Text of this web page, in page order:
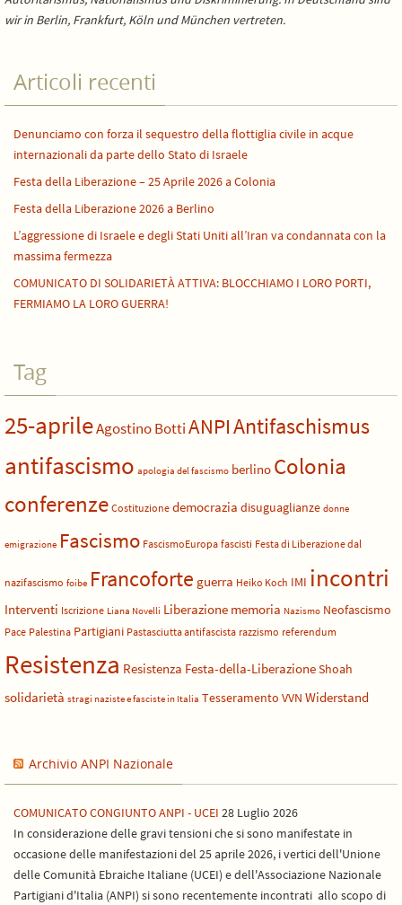
wir in Berlin, Frankfurt, Köln und München vertreten.
Articoli recenti
Denunciamo con forza il sequestro della flottiglia civile in acque
internazionali da parte dello Stato di Israele
Festa della Liberazione – 25 Aprile 2026 a Colonia
Festa della Liberazione 2026 a Berlino
L’aggressione di Israele e degli Stati Uniti all’Iran va condannata con la
massima fermezza
COMUNICATO DI SOLIDARIETÀ ATTIVA: BLOCCHIAMO I LORO PORTI,
FERMIAMO LA LORO GUERRA!
Tag
25-aprileAgostino BottiANPIAntifaschismus
antifascismo apologia del fascismo berlino Colonia
conferenze Costituzione democrazia disuguaglianze donne
emigrazione Fascismo FascismoEuropa fascisti Festa di Liberazione dal
nazifascismo foibe Francoforte guerra Heiko Koch IMI incontri
Interventi Iscrizione Liana Novelli Liberazione memoria Nazismo Neofascismo
Pace Palestina Partigiani Pastasciutta antifascista razzismo referendum
Resistenza Resistenza Festa-della-LiberazioneShoah
solidarietà stragi naziste e fasciste in Italia Tesseramento VVN Widerstand
Archivio ANPI Nazionale
COMUNICATO CONGIUNTO ANPI - UCEI 28 Luglio 2026
In considerazione delle gravi tensioni che si sono manifestate in
occasione delle manifestazioni del 25 aprile 2026, i vertici dell'Unione
delle Comunità Ebraiche Italiane (UCEI) e dell'Associazione Nazionale
Partigiani d'Italia (ANPI) si sono recentemente incontrati allo scopo di